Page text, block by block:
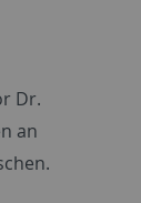
Dr.
an